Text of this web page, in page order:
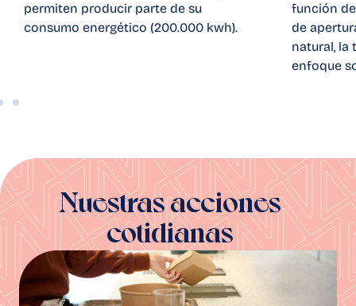
permiten producir parte de su
consumo energético (200.000 kwh).
función
de
natural, la
enfoque
Nuestras acciones
cotidianas